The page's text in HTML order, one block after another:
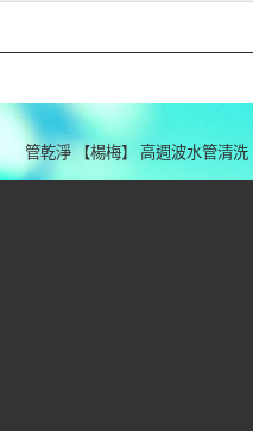
管乾淨 【楊梅】 高週波水管清洗